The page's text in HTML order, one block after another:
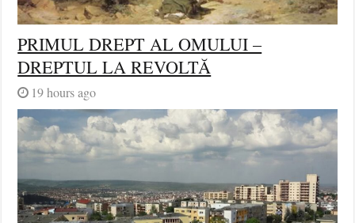
PRIMUL DREPT AL OMULUI –
DREPTUL LA REVOLTĂ
19 hours ago